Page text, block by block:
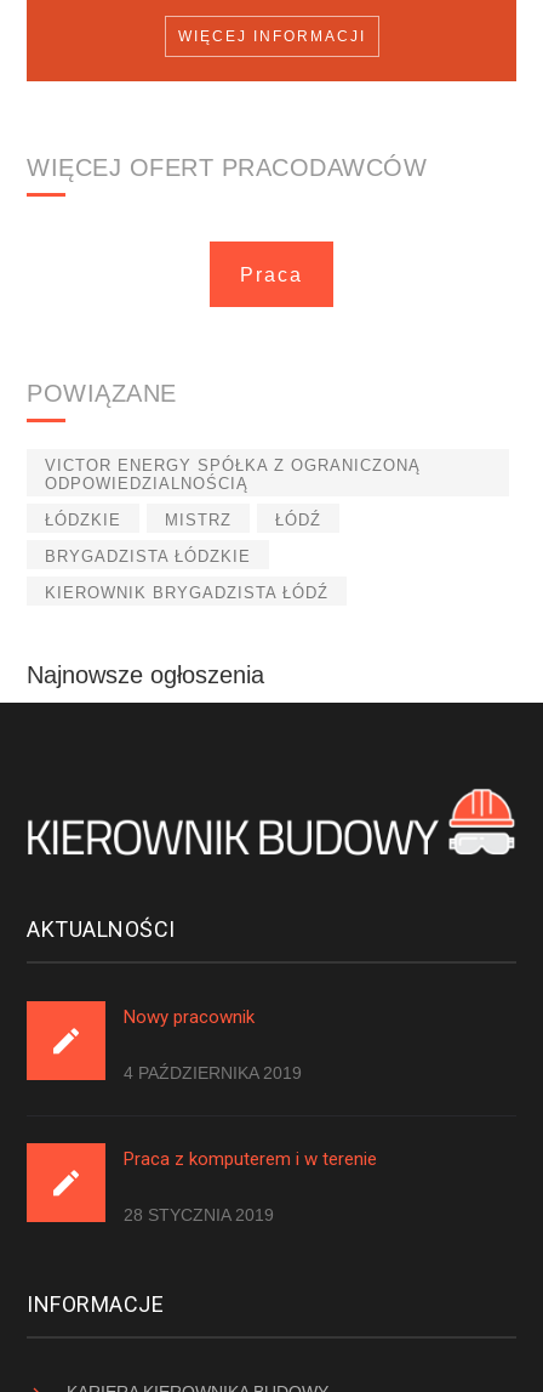
WIĘCEJ INFORMACJI
WIĘCEJ OFERT PRACODAWCÓW
Praca
POWIĄZANE
VICTOR ENERGY SPÓŁKA Z OGRANICZONĄ
ODPOWIEDZIALNOŚCIĄ
ŁÓDZKIE
MISTRZ
ŁÓDŹ
BRYGADZISTA ŁÓDZKIE
KIEROWNIK BRYGADZISTA ŁÓDŹ
Najnowsze ogłoszenia
AKTUALNOŚCI
Nowy pracownik
4 PAŹDZIERNIKA 2019
Praca z komputerem i w terenie
28 STYCZNIA 2019
INFORMACJE